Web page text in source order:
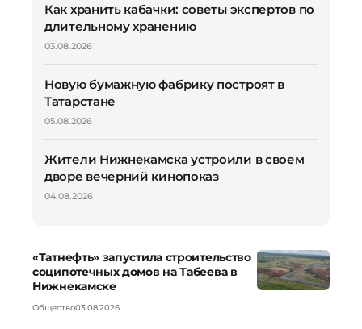
Как хранить кабачки: советы экспертов по
длительному хранению
03.08.2026
Новую бумажную фабрику построят в
Татарстане
05.08.2026
Жители Нижнекамска устроили в своем
дворе вечерний кинопоказ
04.08.2026
«Татнефть» запустила строительство
соципотечных домов на Табеева в
Нижнекамске
Общество03.08.2026